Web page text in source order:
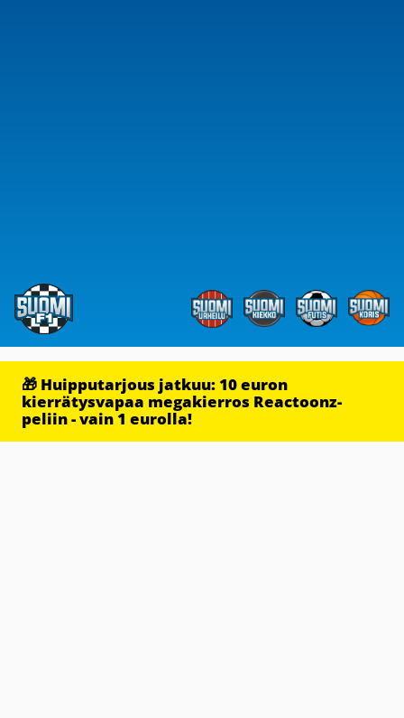
🎁 Huipputarjous jatkuu: 10 euron
kierrätysvapaa megakierros Reactoonz-
peliin - vain 1 eurolla!